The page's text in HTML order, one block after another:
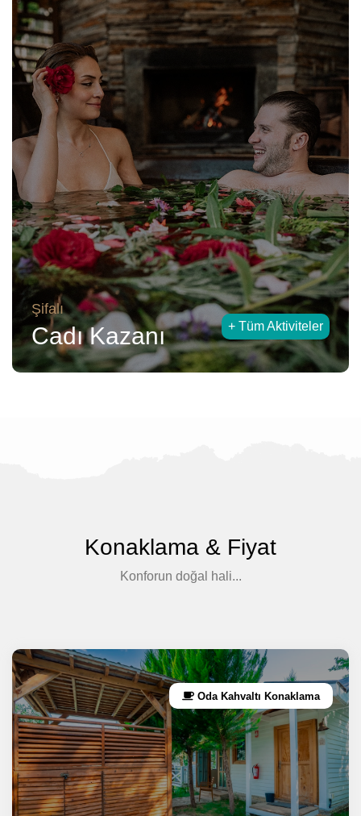
Şifalı
Cadı Kazanı + Tüm Aktiviteler
Konaklama & Fiyat
Konforun doğal hali...
Oda Kahvaltı Konaklama